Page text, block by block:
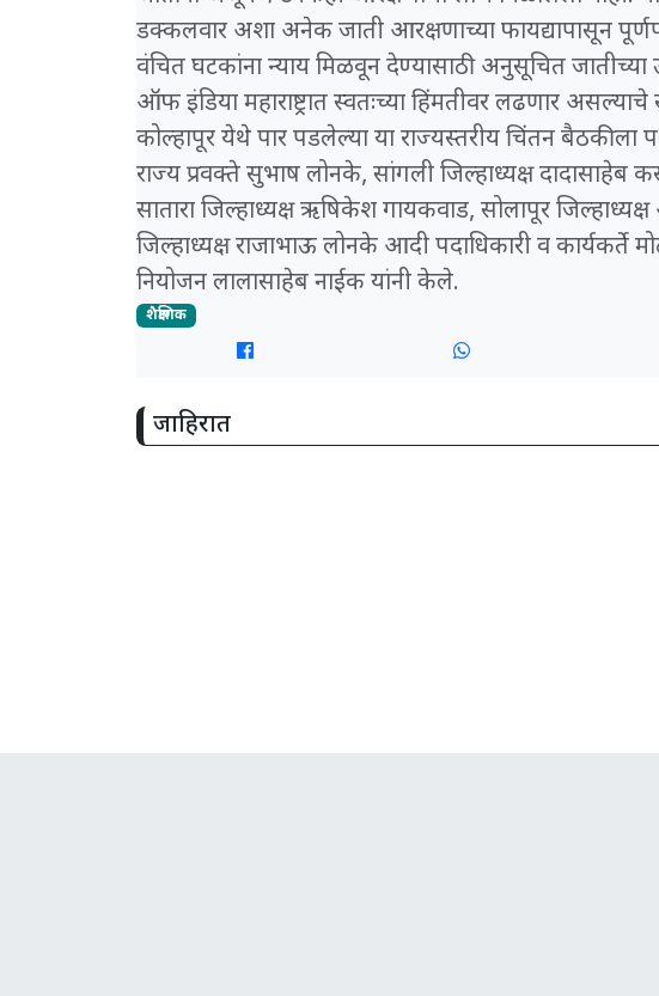
डक्कलवार अशा अनेक जाती आरक्षणाच्या फायद्यापासून
वंचित घटकांना न्याय मिळवून देण्यासाठी अनुसूचित जातीच्या
ऑफ इंडिया महाराष्ट्रात स्वतःच्या हिंमतीवर लढणार
​कोल्हापूर येथे पार पडलेल्या या राज्यस्तरीय चिंतन बैठकीला
राज्य प्रवक्ते सुभाष लोनके, सांगली जिल्हाध्यक्ष दादासाहेब
सातारा जिल्हाध्यक्ष ऋषिकेश गायकवाड, सोलापूर
जिल्हाध्यक्ष राजाभाऊ लोनके आदी पदाधिकारी व
नियोजन लालासाहेब नाईक यांनी केले.
शैक्षणिक
जाहिरात